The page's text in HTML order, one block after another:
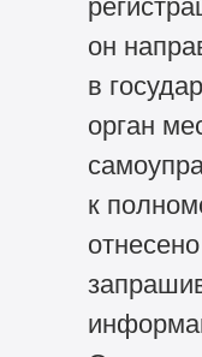
он
в
орган
к